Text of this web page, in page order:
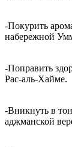
-Покурить
набережной
-Поправить
Рас-аль-Хайме.
-Вникнуть в
аджманской